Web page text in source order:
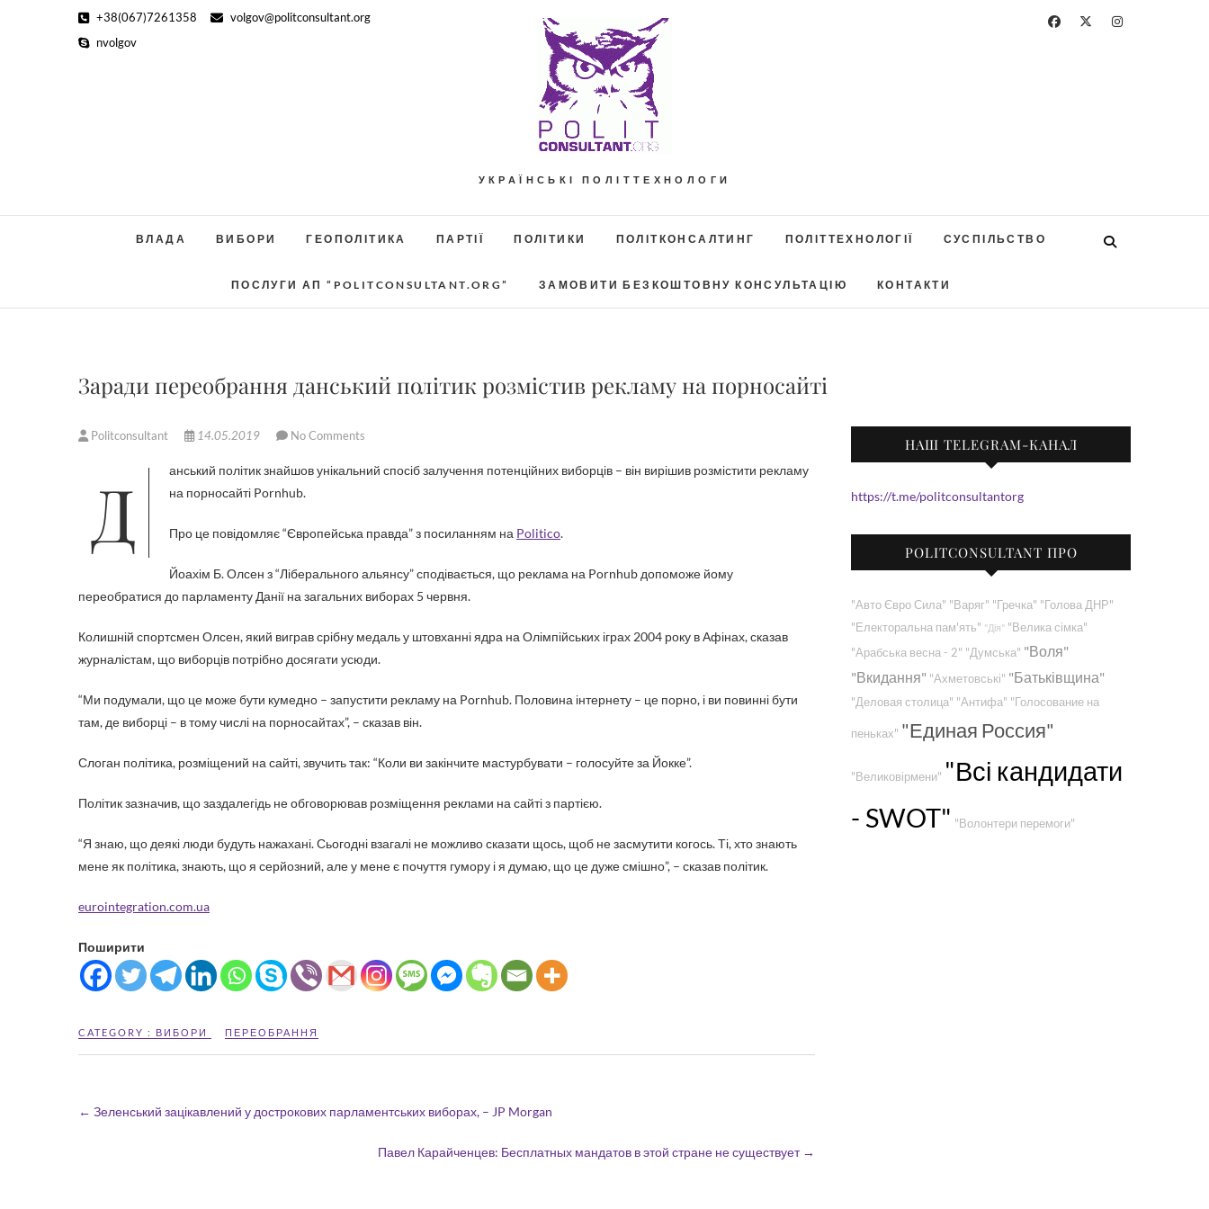
+38(067)7261358
volgov@politconsultant.org
nvolgov
УКРАЇНСЬКІ ПОЛІТТЕХНОЛОГИ
ВЛАДА ВИБОРИ ГЕОПОЛІТИКА ПАРТІЇ ПОЛІТИКИ ПОЛІТКОНСАЛТИНГ ПОЛІТТЕХНОЛОГІЇ СУСПІЛЬСТВО
ПОСЛУГИ АП “POLITCONSULTANT.ORG” ЗАМОВИТИ БЕЗКОШТОВНУ КОНСУЛЬТАЦІЮ КОНТАКТИ
Заради переобрання данський політик розмістив рекламу на порносайті
Politconsultant 14.05.2019 No Comments
Данський політик знайшов унікальний спосіб залучення потенційних виборців – він вирішив розмістити рекламу на порносайті Pornhub.
Про це повідомляє “Європейська правда” з посиланням на Politico.
Йоахім Б. Олсен з “Ліберального альянсу” сподівається, що реклама на Pornhub допоможе йому
переобратися до парламенту Данії на загальних виборах 5 червня.
Колишній спортсмен Олсен, який виграв срібну медаль у штовханні ядра на Олімпійських іграх 2004 року в Афінах, сказав
журналістам, що виборців потрібно досягати усюди.
“Ми подумали, що це може бути кумедно – запустити рекламу на Pornhub. Половина інтернету – це порно, і ви повинні бути
там, де виборці – в тому числі на порносайтах”, – сказав він.
Слоган політика, розміщений на сайті, звучить так: “Коли ви закінчите мастурбувати – голосуйте за Йокке”.
Політик зазначив, що заздалегідь не обговорював розміщення реклами на сайті з партією.
“Я знаю, що деякі люди будуть нажахані. Сьогодні взагалі не можливо сказати щось, щоб не засмутити когось. Ті, хто знають
мене як політика, знають, що я серйозний, але у мене є почуття гумору і я думаю, що це дуже смішно”, – сказав політик.
eurointegration.com.ua
Поширити
CATEGORY : ВИБОРИ ПЕРЕОБРАННЯ
← Зеленський зацікавлений у дострокових парламентських виборах, – JP Morgan
Павел Карайченцев: Бесплатных мандатов в этой стране не существует →
НАШ TELEGRAM-КАНАЛ
https://t.me/politconsultantorg
POLITCONSULTANT ПРО
"Авто Євро Сила" "Варяг" "Гречка" "Голова ДНР"
"Електоральна пам'ять" "Дія" "Велика сімка"
"Арабська весна - 2" "Думська" "Воля"
"Вкидання" "Ахметовські" "Батьківщина"
"Деловая столица" "Антифа" "Голосование на
пеньках" "Единая Россия"
"Великовірмени" "Всі кандидати
- SWOT" "Волонтери перемоги"